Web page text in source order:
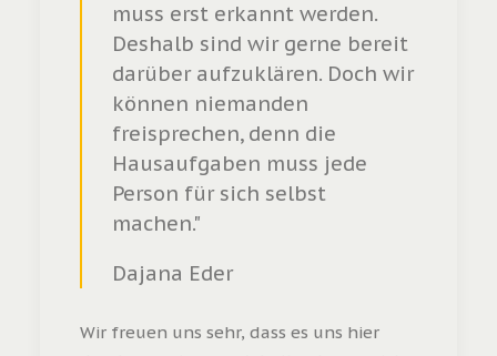
muss erst erkannt werden.
Deshalb sind wir gerne bereit
darüber aufzuklären. Doch wir
können niemanden
freisprechen, denn die
Hausaufgaben muss jede
Person für sich selbst
machen."
Dajana Eder
Wir freuen uns sehr, dass es uns hier